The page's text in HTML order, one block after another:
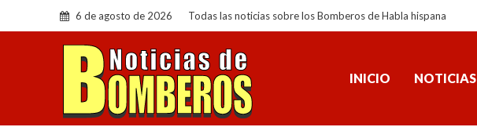
6 de agosto de 2026 Todas las noticias sobre los Bomberos de Habla hispana
INICIO NOTICIAS